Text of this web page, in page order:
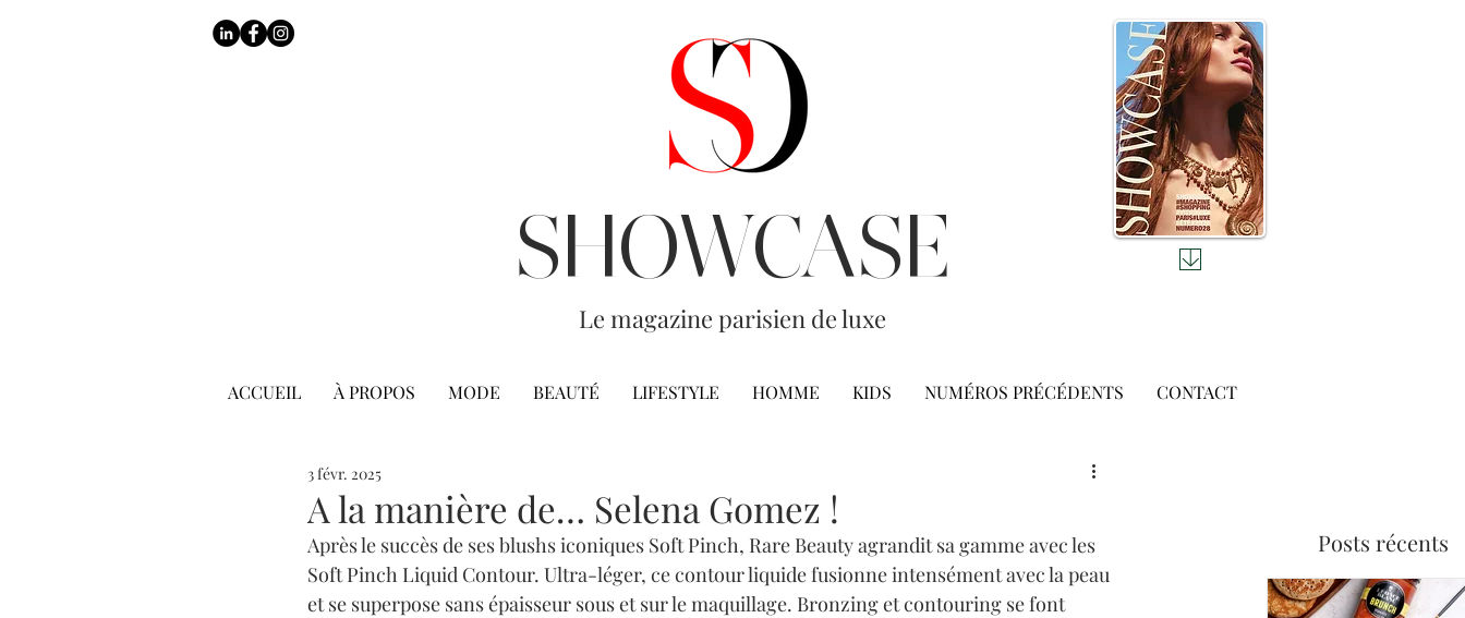
SHOWCASE
Le magazine parisien de luxe
ACCUEIL À PROPOS MODE BEAUTÉ LIFESTYLE HOMME KIDS NUMÉROS PRÉCÉDENTS CONTACT
A la manière de… Selena Gomez !
3 févr. 2025
Après le succès de ses blushs iconiques Soft Pinch, Rare Beauty agrandit sa gamme avec les
Soft Pinch Liquid Contour. Ultra-léger, ce contour liquide fusionne intensément avec la peau
et se superpose sans épaisseur sous et sur le maquillage. Bronzing et contouring se font
Posts récents